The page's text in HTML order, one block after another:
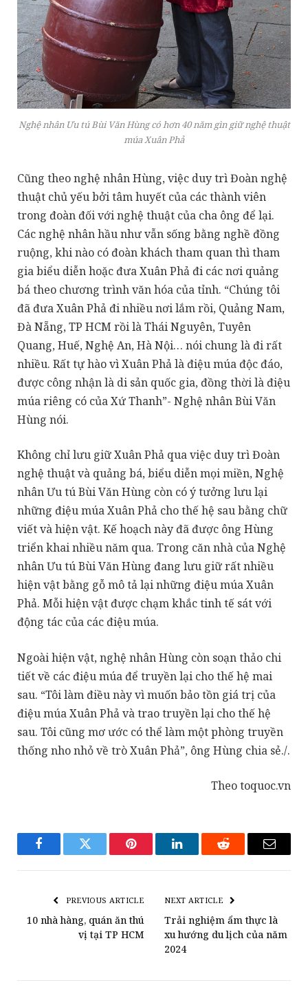
Nghệ nhân Ưu tú Bùi Văn Hùng có hơn 40 năm gìn giữ nghệ thuật
múa Xuân Phả
Cũng theo nghệ nhân Hùng, việc duy trì Đoàn nghệ
thuật chủ yếu bởi tâm huyết của các thành viên
trong đoàn đối với nghệ thuật của cha ông để lại.
Các nghệ nhân hầu như vẫn sống bằng nghề đồng
ruộng, khi nào có đoàn khách tham quan thì tham
gia biểu diễn hoặc đưa Xuân Phả đi các nơi quảng
bá theo chương trình văn hóa của tỉnh. “Chúng tôi
đã đưa Xuân Phả đi nhiều nơi lắm rồi, Quảng Nam,
Đà Nẵng, TP HCM rồi là Thái Nguyên, Tuyên
Quang, Huế, Nghệ An, Hà Nội… nói chung là đi rất
nhiều. Rất tự hào vì Xuân Phả là điệu múa độc đáo,
được công nhận là di sản quốc gia, đồng thời là điệu
múa riêng có của Xứ Thanh”- Nghệ nhân Bùi Văn
Hùng nói.
Không chỉ lưu giữ Xuân Phả qua việc duy trì Đoàn
nghệ thuật và quảng bá, biểu diễn mọi miền, Nghệ
nhân Ưu tú Bùi Văn Hùng còn có ý tưởng lưu lại
những điệu múa Xuân Phả cho thế hệ sau bằng chữ
viết và hiện vật. Kế hoạch này đã được ông Hùng
triển khai nhiều năm qua. Trong căn nhà của Nghệ
nhân Ưu tú Bùi Văn Hùng đang lưu giữ rất nhiều
hiện vật bằng gỗ mô tả lại những điệu múa Xuân
Phả. Mỗi hiện vật được chạm khắc tinh tế sát với
động tác của các điệu múa.
Ngoài hiện vật, nghệ nhân Hùng còn soạn thảo chi
tiết về các điệu múa để truyền lại cho thế hệ mai
sau. “Tôi làm điều này vì muốn bảo tồn giá trị của
điệu múa Xuân Phả và trao truyền lại cho thế hệ
sau. Tôi cũng mơ ước có thể làm một phòng truyền
thống nho nhỏ về trò Xuân Phả”, ông Hùng chia sẻ./.
Theo toquoc.vn
FacebookTwitter Pinterest LinkedInReddit Email
PREVIOUS ARTICLE
10 nhà hàng, quán ăn thú
vị tại TP HCM
NEXT ARTICLE
Trải nghiệm ẩm thực là
xu hướng du lịch của năm
2024